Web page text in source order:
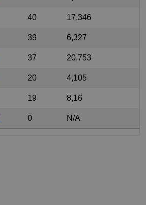
40 17,346
39 6,327
37 20,753
20 4,105
19 8,16
0 N/A